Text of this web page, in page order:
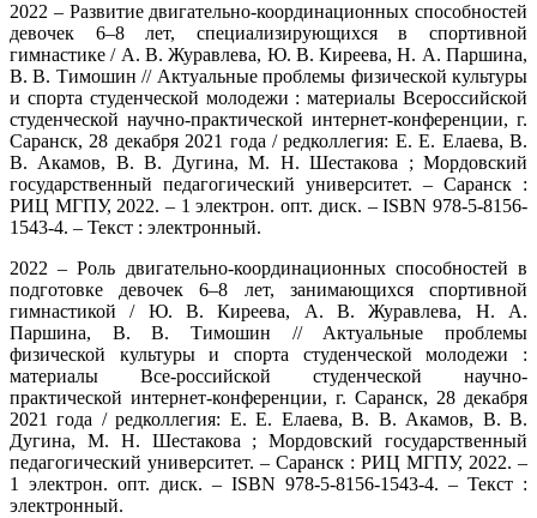
2022 – Развитие двигательно-координационных способностей
девочек 6–8 лет, специализирующихся в спортивной
гимнастике / А. В. Журавлева, Ю. В. Киреева, Н. А. Паршина,
В. В. Тимошин // Актуальные проблемы физической культуры
и спорта студенческой молодежи : материалы Всероссийской
студенческой научно-практической интернет-конференции, г.
Саранск, 28 декабря 2021 года / редколлегия: Е. Е. Елаева, В.
В. Акамов, В. В. Дугина, М. Н. Шестакова ; Мордовский
государственный педагогический университет. – Саранск :
РИЦ МГПУ, 2022. – 1 электрон. опт. диск. – ISBN 978-5-8156-
1543-4. – Текст : электронный.
2022 – Роль двигательно-координационных способностей в
подготовке девочек 6–8 лет, занимающихся спортивной
гимнастикой / Ю. В. Киреева, А. В. Журавлева, Н. А.
Паршина, В. В. Тимошин // Актуальные проблемы
физической культуры и спорта студенческой молодежи :
материалы Все-российской студенческой научно-
практической интернет-конференции, г. Саранск, 28 декабря
2021 года / редколлегия: Е. Е. Елаева, В. В. Акамов, В. В.
Дугина, М. Н. Шестакова ; Мордовский государственный
педагогический университет. – Саранск : РИЦ МГПУ, 2022. –
1 электрон. опт. диск. – ISBN 978-5-8156-1543-4. – Текст :
электронный.